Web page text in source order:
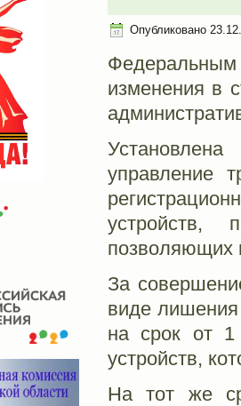
Опубликовано
изменения в
управление
устройств,
позволяющих
За
виде лишения
на срок от 1
устройств,
На тот же